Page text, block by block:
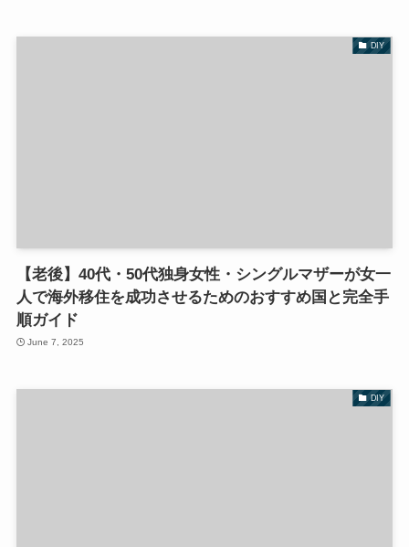
DIY
【老後】40代・50代独身女性・シングルマザーが女一
人で海外移住を成功させるためのおすすめ国と完全手
順ガイド
June 7, 2025
DIY